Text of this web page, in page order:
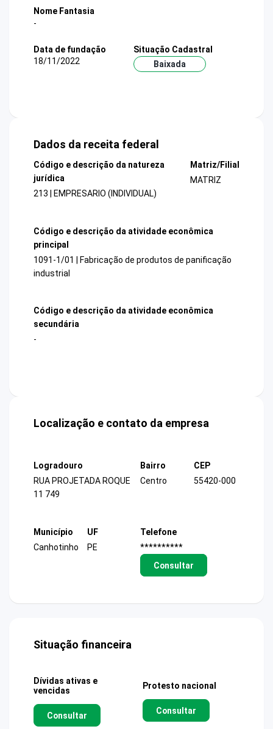
Nome Fantasia
-
Data de fundação
18/11/2022
Situação Cadastral
Baixada
Dados da receita federal
Código e descrição da natureza
jurídica
213 | EMPRESARIO (INDIVIDUAL)
Matriz/Filial
MATRIZ
Código e descrição da atividade econômica
principal
1091-1/01 | Fabricação de produtos de panificação
industrial
Código e descrição da atividade econômica
secundária
-
Localização e contato da empresa
Logradouro
RUA PROJETADA ROQUE
11 749
Bairro
Centro
CEP
55420-000
Município
Canhotinho
UF
PE
Telefone
**********
Consultar
Situação financeira
Dívidas ativas e
vencidas
Consultar
Protesto nacional
Consultar